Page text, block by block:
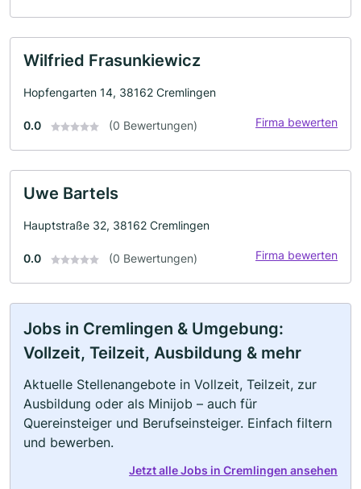
Wilfried Frasunkiewicz
Hopfengarten 14, 38162 Cremlingen
0.0 (0 Bewertungen) Firma bewerten
Uwe Bartels
Hauptstraße 32, 38162 Cremlingen
0.0 (0 Bewertungen) Firma bewerten
Jobs in Cremlingen & Umgebung:
Vollzeit, Teilzeit, Ausbildung & mehr
Aktuelle Stellenangebote in Vollzeit, Teilzeit, zur
Ausbildung oder als Minijob – auch für
Quereinsteiger und Berufseinsteiger. Einfach filtern
und bewerben.
Jetzt alle Jobs in Cremlingen ansehen